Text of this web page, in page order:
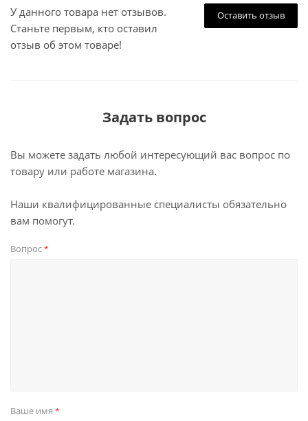
Оставить отзыв
У данного товара нет отзывов.
Станьте первым, кто оставил
отзыв об этом товаре!
Задать вопрос
Вы можете задать любой интересующий вас вопрос по
товару или работе магазина.
Наши квалифицированные специалисты обязательно
вам помогут.
Вопрос*
Ваше имя *